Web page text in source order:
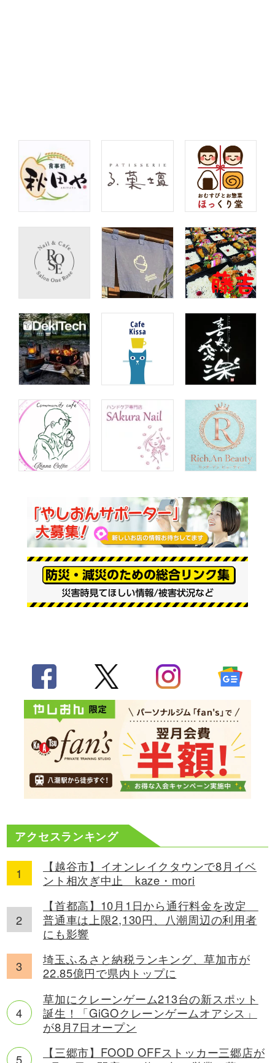
アクセスランキング
【越谷市】イオンレイクタウンで8月イベ
ント相次ぎ中止 kaze・mori
【首都高】10月1日から通行料金を改定
普通車は上限2,130円、八潮周辺の利用者
にも影響
埼玉ふるさと納税ランキング、草加市が
22.85億円で県内トップに
草加にクレーンゲーム213台の新スポット
誕生！「GiGOクレーンゲームオアシス」
が8月7日オープン
【三郷市】FOOD OFFストッカー三郷店が